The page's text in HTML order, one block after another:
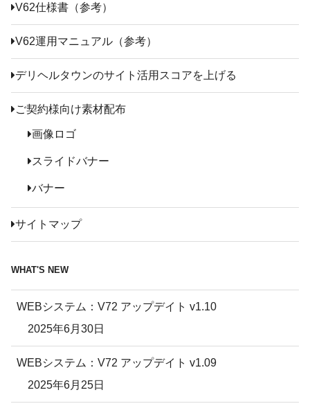
V62仕様書（参考）
V62運用マニュアル（参考）
デリヘルタウンのサイト活用スコアを上げる
ご契約様向け素材配布
画像ロゴ
スライドバナー
バナー
サイトマップ
WHAT'S NEW
WEBシステム：V72 アップデイト v1.10
2025年6月30日
WEBシステム：V72 アップデイト v1.09
2025年6月25日